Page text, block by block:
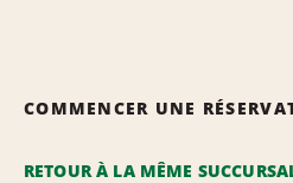
COMMENCER UNE
RETOUR À LA MÊME